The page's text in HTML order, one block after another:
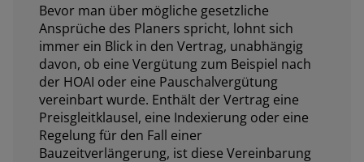
Bevor man über mögliche gesetzliche
Ansprüche des Planers spricht, lohnt sich
immer ein Blick in den Vertrag, unabhängig
davon, ob eine Vergütung zum Beispiel nach
der HOAI oder eine Pauschalvergütung
vereinbart wurde. Enthält der Vertrag eine
Preisgleitklausel, eine Indexierung oder eine
Regelung für den Fall einer
Bauzeitverlängerung, ist diese Vereinbarung